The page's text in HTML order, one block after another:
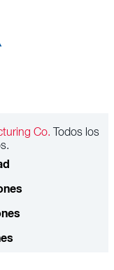
Co. Todos los